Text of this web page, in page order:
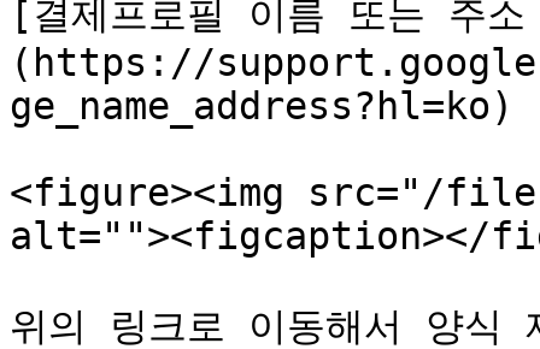
[결제프로필 이름 또는 주
(https://
ge_name_address?hl=ko)
<figure><img src="/files/
alt=""><figcaption></
위의 링크로 이동해서 양식